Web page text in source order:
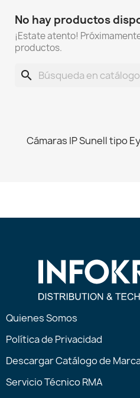
No hay productos
¡Estate atento!
productos.
search
Cámaras IP Sunell tipo
Quienes Somos
Política de Privacidad
Descargar Catálogo de
Servicio Técnico RMA